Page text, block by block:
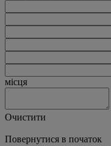
місця
Очистити
Повернутися в початок